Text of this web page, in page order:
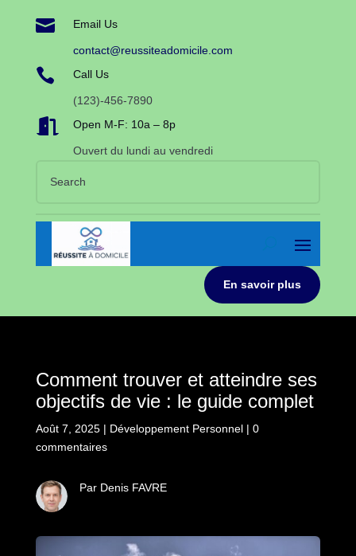
 Email Us
contact@reussiteadomicile.com
 Call Us
(123)-456-7890
 Open M-F: 10a – 8p
Ouvert du lundi au vendredi
En savoir plus
Comment trouver et atteindre ses
objectifs de vie : le guide complet
Août 7, 2025| Développement Personnel| 0
commentaires
Par Denis FAVRE